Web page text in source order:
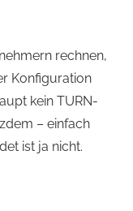
rechnen,
Konfiguration
kein TURN-
– einfach
ist ja nicht.